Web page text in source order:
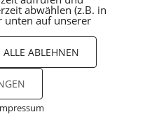
abwählen (z.B. in
unten auf unserer
ALLE ABLEHNEN